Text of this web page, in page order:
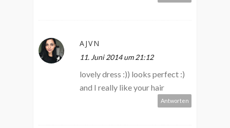
AJVN
11. Juni 2014 um 21:12
lovely dress :)) looks perfect :)
and I really like your hair
Antworten